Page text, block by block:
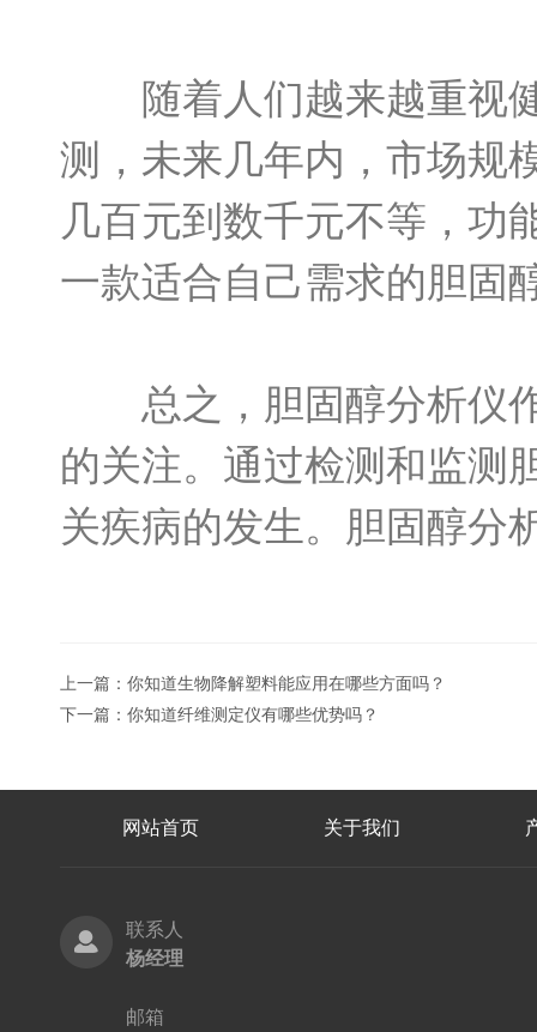
随着人们越来越重视健
测，未来几年内，市场规
几百元到数千元不等，功
一款适合自己需求的胆固
总之，胆固醇分析仪作
的关注。通过检测和监测
关疾病的发生。胆固醇分
上一篇： 你知道生物降解塑料能应用在哪些方面吗？
下一篇： 你知道纤维测定仪有哪些优势吗？
网站首页 关于我们
联系人
杨经理
邮箱